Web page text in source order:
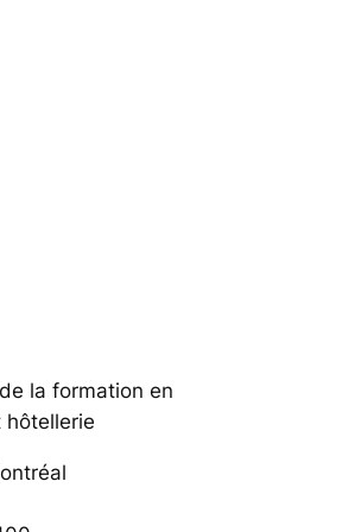
la formation en
hôtellerie